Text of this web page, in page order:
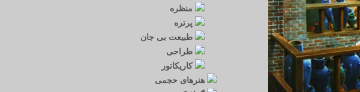
منظره
پرتره
طبیعت بی جان
طراحی
کاریکاتور
هنرهای حجمی